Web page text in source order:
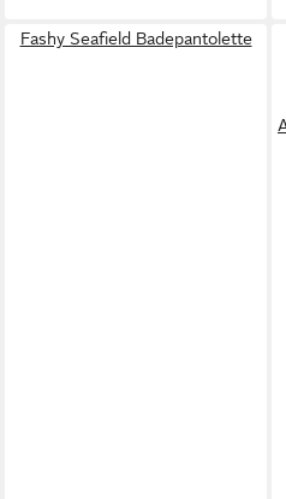
Fashy Seafield Badepantolette